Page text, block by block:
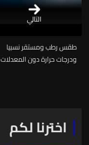
التالي
طقس رطب ومستقر نسبيا
ودرجات حرارة دون المعدلات
اخترنا لكم